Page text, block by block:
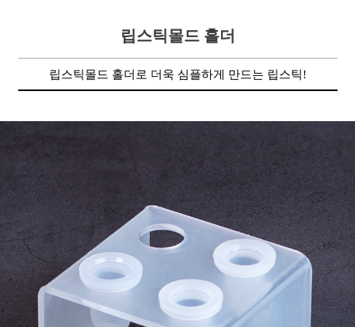
립스틱몰드 홀더
립스틱몰드 홀더로 더욱 심플하게 만드는 립스틱!